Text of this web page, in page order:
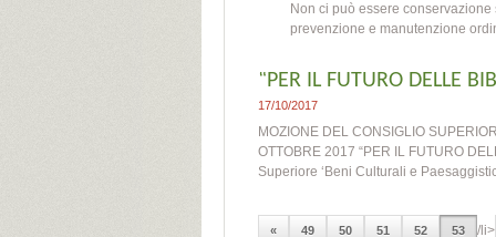
Non ci può essere
prevenzione e manutenzione
“PER IL FUTURO DELLE
17/10/2017
MOZIONE DEL CONSIGLIO
OTTOBRE 2017 “PER IL FUTURO
Superiore ‘Beni Culturali e
« 49 50 51 52 53 /li>